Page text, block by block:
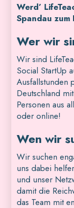
Werd’
Spandau zum
Wer wir
Wir sind
Social StartUp
Ausfallstunden
Deutschland
Personen aus
oder online!
Wen wir
Wir suchen
uns dabei
und unser
damit die
das Team mit